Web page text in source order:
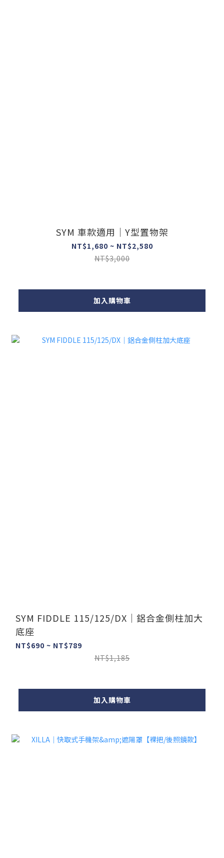
SYM 車款適用｜Y型置物架
NT$1,680 ~ NT$2,580
NT$3,000
加入購物車
SYM FIDDLE 115/125/DX｜鋁合金側柱加大
底座
NT$690 ~ NT$789
NT$1,185
加入購物車